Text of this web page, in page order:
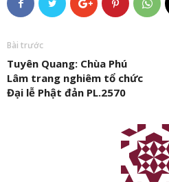
Bài trước
Tuyên Quang: Chùa Phú
Lâm trang nghiêm tổ chức
Đại lễ Phật đản PL.2570